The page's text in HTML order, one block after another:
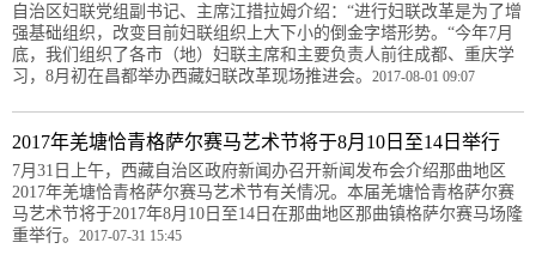
自治区妇联党组副书记、主席江措拉姆介绍：“进行妇联改革是为了增
强基础组织，改变目前妇联组织上大下小的倒金字塔形势。“今年7月
底，我们组织了各市（地）妇联主席和主要负责人前往成都、重庆学
习，8月初在昌都举办西藏妇联改革现场推进会。 2017-08-01 09:07
2017年羌塘恰青格萨尔赛马艺术节将于8月10日至14日举行
7月31日上午，西藏自治区政府新闻办召开新闻发布会介绍那曲地区
2017年羌塘恰青格萨尔赛马艺术节有关情况。本届羌塘恰青格萨尔赛
马艺术节将于2017年8月10日至14日在那曲地区那曲镇格萨尔赛马场隆
重举行。 2017-07-31 15:45